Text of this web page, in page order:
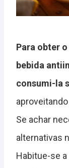
Para obter
bebida
consumi-la
Se achar
alternativas
Habitue-se